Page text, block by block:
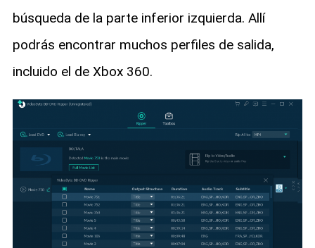
búsqueda de la parte inferior izquierda. Allí
podrás encontrar muchos perfiles de salida,
incluido el de Xbox 360.